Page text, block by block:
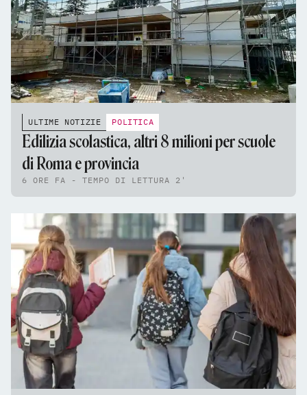
ULTIME NOTIZIE POLITICA
Edilizia scolastica, altri 8 milioni per scuole
di Roma e provincia
6 ORE FA - TEMPO DI LETTURA 2'